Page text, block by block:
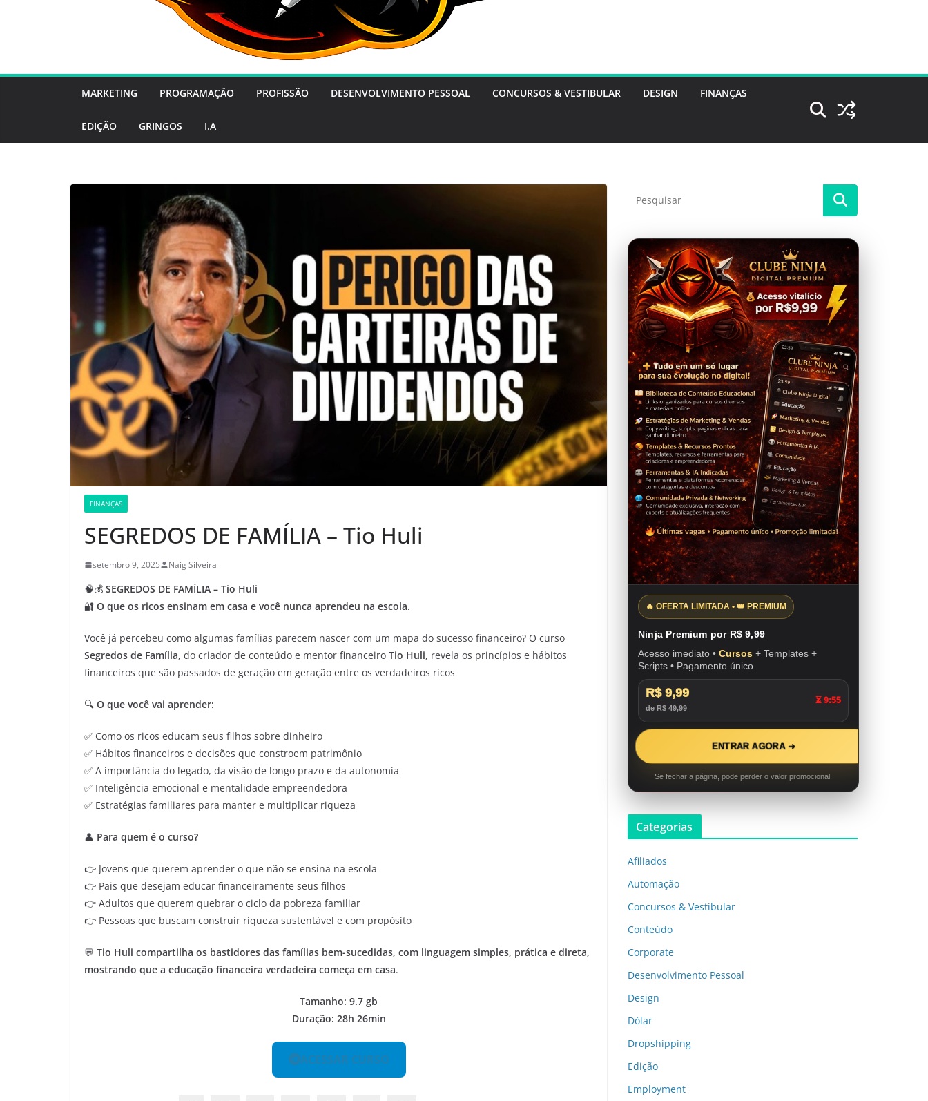
MARKETING PROGRAMAÇÃO PROFISSÃO DESENVOLVIMENTO PESSOAL CONCURSOS & VESTIBULAR DESIGN FINANÇAS
EDIÇÃO GRINGOS I.A
FINANÇAS
SEGREDOS DE FAMÍLIA – Tio Huli
setembro 9, 2025 Naig Silveira
🧠💰 SEGREDOS DE FAMÍLIA – Tio Huli
🔐 O que os ricos ensinam em casa e você nunca aprendeu na escola.
Você já percebeu como algumas famílias parecem nascer com um mapa do sucesso financeiro? O curso
Segredos de Família, do criador de conteúdo e mentor financeiro Tio Huli, revela os princípios e hábitos
financeiros que são passados de geração em geração entre os verdadeiros ricos
🔍 O que você vai aprender:
✅ Como os ricos educam seus filhos sobre dinheiro
✅ Hábitos financeiros e decisões que constroem patrimônio
✅ A importância do legado, da visão de longo prazo e da autonomia
✅ Inteligência emocional e mentalidade empreendedora
✅ Estratégias familiares para manter e multiplicar riqueza
👤 Para quem é o curso?
👉 Jovens que querem aprender o que não se ensina na escola
👉 Pais que desejam educar financeiramente seus filhos
👉 Adultos que querem quebrar o ciclo da pobreza familiar
👉 Pessoas que buscam construir riqueza sustentável e com propósito
💬 Tio Huli compartilha os bastidores das famílias bem-sucedidas, com linguagem simples, prática e direta,
mostrando que a educação financeira verdadeira começa em casa.
Tamanho: 9.7 gb
Duração: 28h 26min
ACESSAR CURSO
🔥 OFERTA LIMITADA • 👑 PREMIUM
Ninja Premium por R$ 9,99
Acesso imediato • Cursos + Templates +
Scripts • Pagamento único
R$ 9,99
de R$ 49,99
⏳ 9:53
ENTRAR AGORA ➜
Se fechar a página, pode perder o valor promocional.
Categorias
Afiliados
Automação
Concursos & Vestibular
Conteúdo
Corporate
Desenvolvimento Pessoal
Design
Dólar
Dropshipping
Edição
Employment